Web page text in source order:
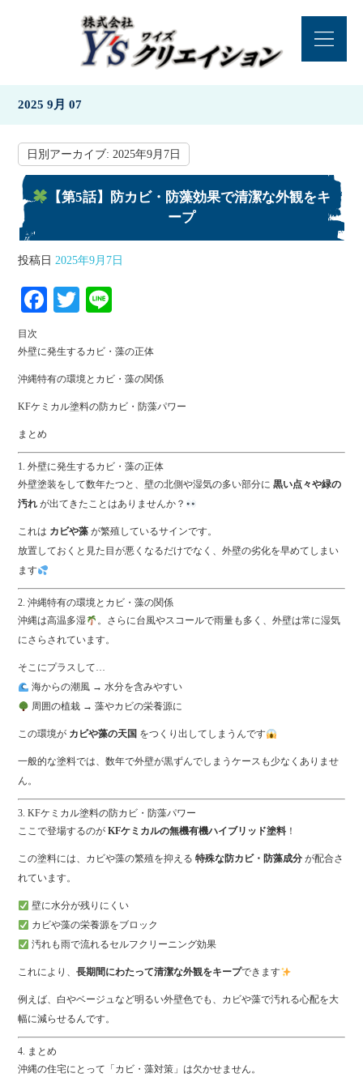
2025 9月 07
日別アーカイブ:2025年9月7日
【第5話】防カビ・防藻効果で清潔な外観をキ
ープ
投稿日 2025年9月7日
Fa
bo
ok
T
tte
r
目次
外壁に発生するカビ・藻の正体
沖縄特有の環境とカビ・藻の関係
KFケミカル塗料の防カビ・防藻パワー
まとめ
1. 外壁に発生するカビ・藻の正体
外壁塗装をして数年たつと、壁の北側や湿気の多い部分に黒い点々や緑の
汚れ が出てきたことはありませんか？
これは カビや藻 が繁殖しているサインです。
放置しておくと見た目が悪くなるだけでなく、外壁の劣化を早めてしまい
ます
2. 沖縄特有の環境とカビ・藻の関係
沖縄は高温多湿
。さらに台風やスコールで雨量も多く、外壁は常に湿気
にさらされています。
そこにプラスして…
海からの潮風 → 水分を含みやすい
周囲の植栽 → 藻やカビの栄養源に
この環境が カビや藻の天国 をつくり出してしまうんです
一般的な塗料では、数年で外壁が黒ずんでしまうケースも少なくありませ
ん。
3. KFケミカル塗料の防カビ・防藻パワー
ここで登場するのがKFケミカルの無機有機ハイブリッド塗料 ！
この塗料には、カビや藻の繁殖を抑える特殊な防カビ・防藻成分 が配合さ
れています。
壁に水分が残りにくい
カビや藻の栄養源をブロック
汚れも雨で流れるセルフクリーニング効果
これにより、長期間にわたって清潔な外観をキープできます
例えば、白やベージュなど明るい外壁色でも、カビや藻で汚れる心配を大
幅に減らせるんです。
4. まとめ
沖縄の住宅にとって「カビ・藻対策」は欠かせません。